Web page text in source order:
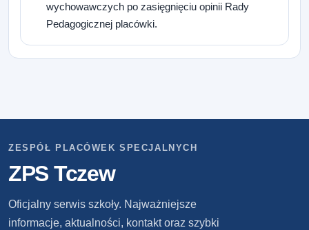
wychowawczych po zasięgnięciu opinii Rady
Pedagogicznej placówki.
ZESPÓŁ PLACÓWEK SPECJALNYCH
ZPS Tczew
Oficjalny serwis szkoły. Najważniejsze
informacje, aktualności, kontakt oraz szybki